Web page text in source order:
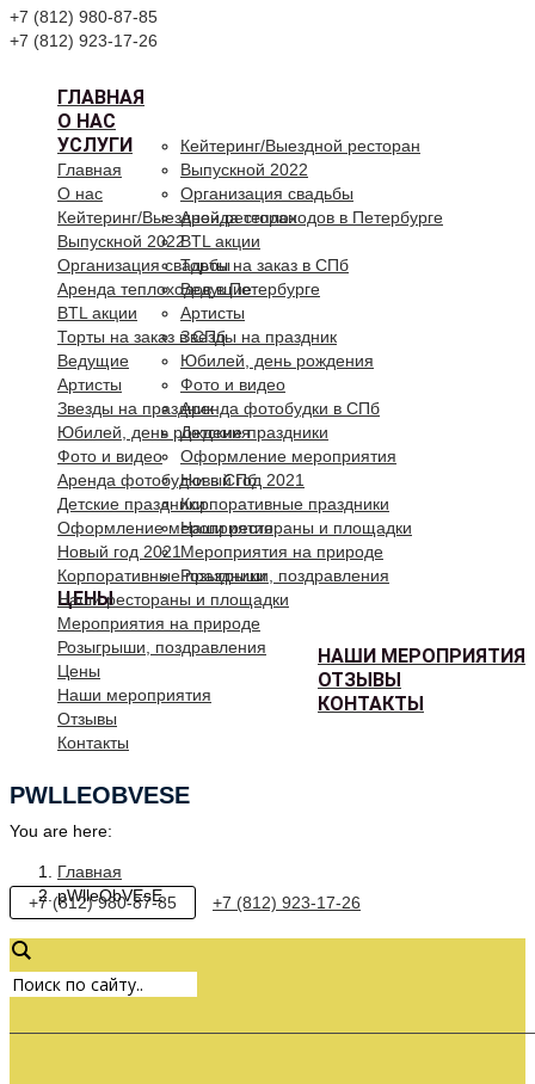
+7 (812) 980-87-85
+7 (812) 923-17-26
ГЛАВНАЯ
О НАС
УСЛУГИ
Кейтеринг/Выездной ресторан
Выпускной 2022
Организация свадьбы
Аренда теплоходов в Петербурге
BTL акции
Торты на заказ в СПб
Ведущие
Артисты
Звезды на праздник
Юбилей, день рождения
Фото и видео
Аренда фотобудки в СПб
Детские праздники
Оформление мероприятия
Новый год 2021
Корпоративные праздники
Наши рестораны и площадки
Мероприятия на природе
Розыгрыши, поздравления
ЦЕНЫ
НАШИ МЕРОПРИЯТИЯ
ОТЗЫВЫ
КОНТАКТЫ
Главная
О нас
Кейтеринг/Выездной ресторан
Выпускной 2022
Организация свадьбы
Аренда теплоходов в Петербурге
BTL акции
Торты на заказ в СПб
Ведущие
Артисты
Звезды на праздник
Юбилей, день рождения
Фото и видео
Аренда фотобудки в СПб
Детские праздники
Оформление мероприятия
Новый год 2021
Корпоративные праздники
Наши рестораны и площадки
Мероприятия на природе
Розыгрыши, поздравления
Цены
Наши мероприятия
Отзывы
Контакты
PWLLEOBVESE
You are here:
Главная
pWlleObVEsE
+7 (812) 980-87-85 +7 (812) 923-17-26